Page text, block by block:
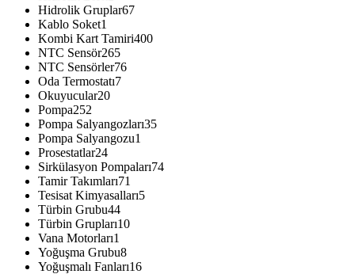
Hidrolik Gruplar67
Kablo Soket1
Kombi Kart Tamiri400
NTC Sensör265
NTC Sensörler76
Oda Termostatı7
Okuyucular20
Pompa252
Pompa Salyangozları35
Pompa Salyangozu1
Prosestatlar24
Sirkülasyon Pompaları74
Tamir Takımları71
Tesisat Kimyasalları5
Türbin Grubu44
Türbin Grupları10
Vana Motorları1
Yoğuşma Grubu8
Yoğuşmalı Fanları16